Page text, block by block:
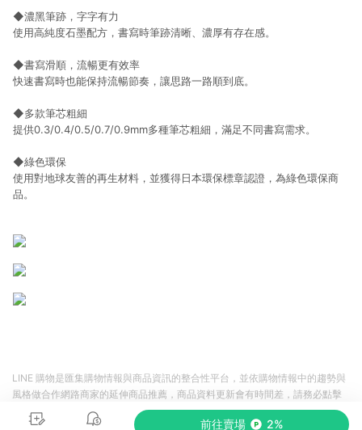
◆濃黑筆跡，字字有力
使用高純度石墨配方，書寫時筆跡清晰、濃厚有存在感。
◆書寫滑順，流暢更有效率
快速書寫時也能保持流暢節奏，讓思路一路順到底。
◆多款筆芯粗細
提供0.3/0.4/0.5/0.7/0.9mm多種筆芯粗細，滿足不同書寫需求。
◆綠色環保
使用對地球友善的再生材料，並獲得日本環保標章認證，為綠色環保商
品。
前往賣場 2%
LINE 購物是匯集購物情報與商品資訊的整合性平台，並依購物情報中的趨勢與
風格做合作網路商家的延伸商品推薦，商品資料更新會有時間差，請務必點擊
商品至各合作網路商家，確認現售價與購物條件，一切資訊以合作廠商網頁為
準。